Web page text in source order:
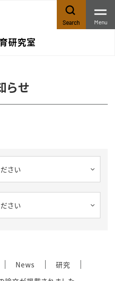
研究室
Search Menu
らせ
さい
さい
News
研究